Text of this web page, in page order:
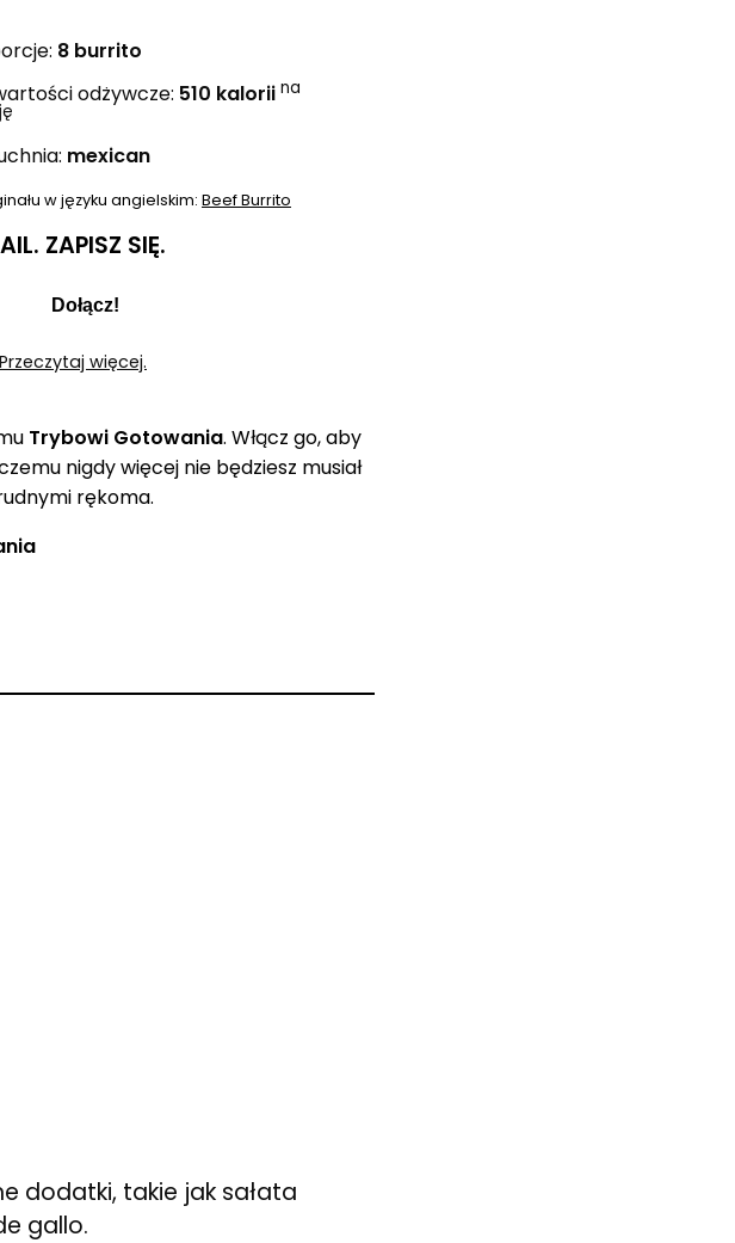
8 burrito
odżywcze: 510 kalorii na
mexican
w języku angielskim: Beef Burrito
ZAPISZ SIĘ.
Dołącz!
Przeczytaj więcej.
Trybowi Gotowania. Włącz go, aby
nigdy więcej nie będziesz musiał
rękoma.
🚫
dodatki, takie jak sałata
gallo.